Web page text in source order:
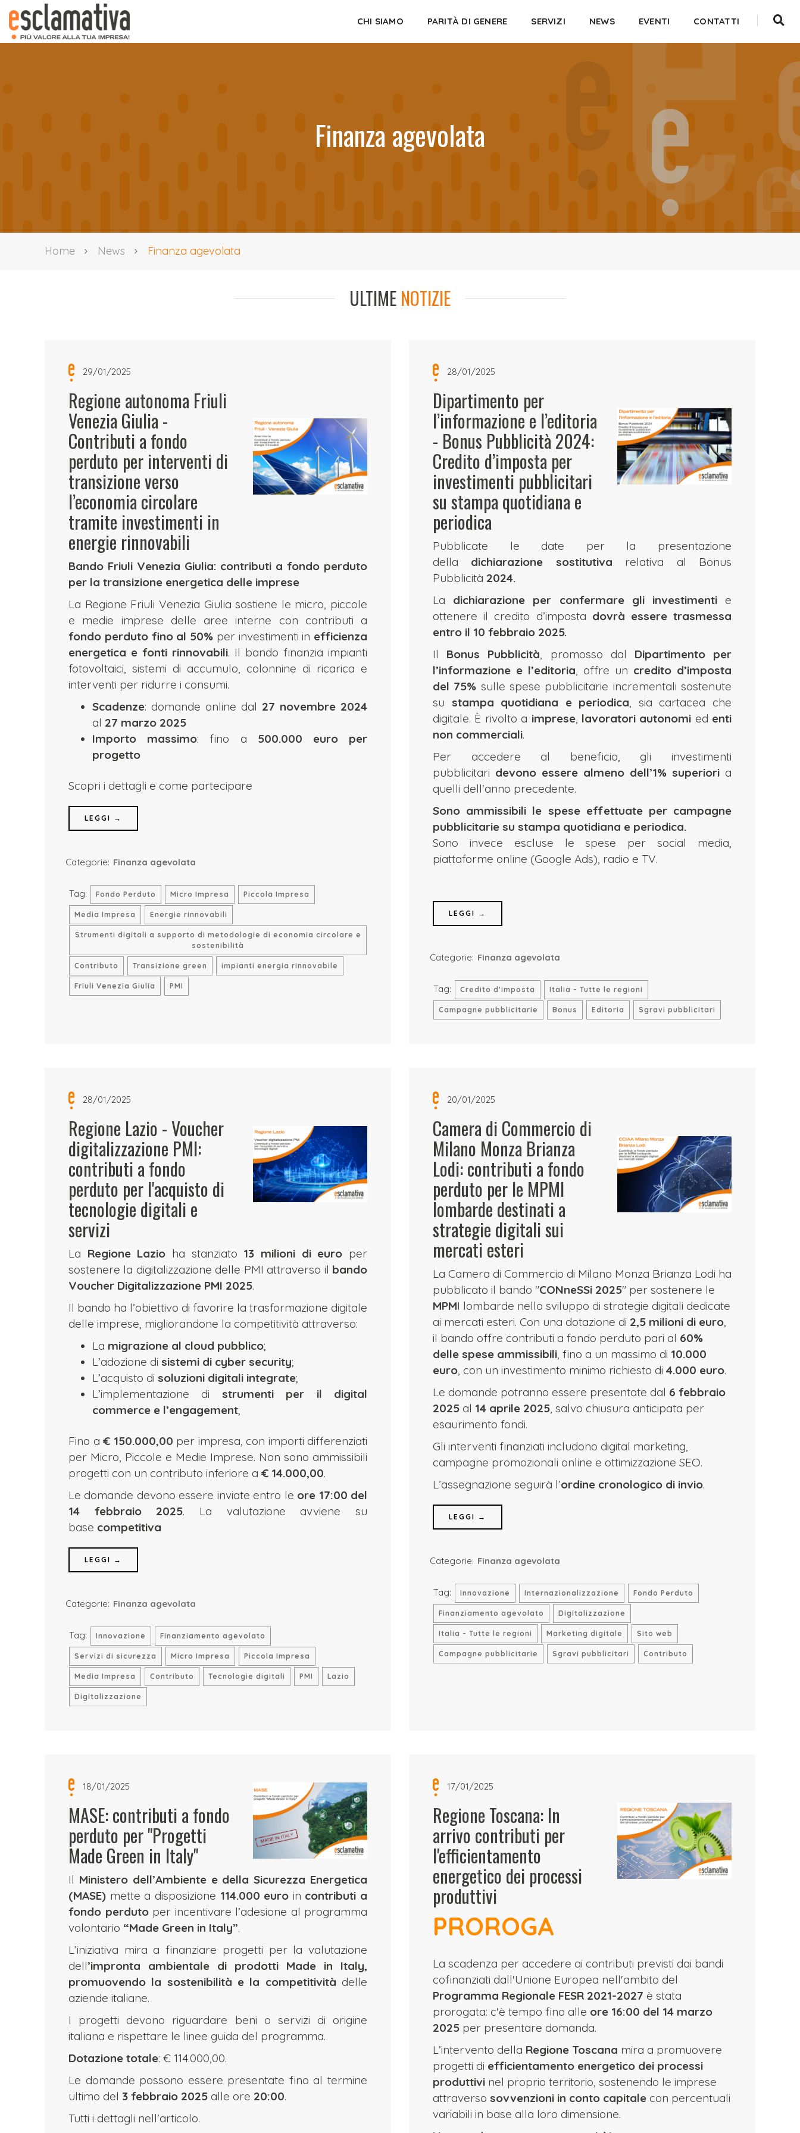
CHI SIAMO PARITÀ DI GENERE SERVIZI NEWS EVENTI CONTATTI
Finanza agevolata
Home News Finanza agevolata
ULTIME NOTIZIE
29/01/2025
Regione autonoma Friuli
Venezia Giulia -
Contributi a fondo
perduto per interventi di
transizione verso
l’economia circolare
tramite investimenti in
energie rinnovabili
Bando Friuli Venezia Giulia: contributi a fondo perduto
per la transizione energetica delle imprese
La Regione Friuli Venezia Giulia sostiene le micro, piccole
e medie imprese delle aree interne con contributi a
fondo perduto fino al 50% per investimenti in efficienza
energetica e fonti rinnovabili. Il bando finanzia impianti
fotovoltaici, sistemi di accumulo, colonnine di ricarica e
interventi per ridurre i consumi.
Scadenze: domande online dal 27 novembre 2024
al 27 marzo 2025
Importo massimo: fino a 500.000 euro per
progetto
Scopri i dettagli e come partecipare
LEGGI →
Categorie: Finanza agevolata
Tag: Fondo Perduto Micro Impresa Piccola Impresa
Media Impresa Energie rinnovabili
Strumenti digitali a supporto di metodologie di economia circolare e
sostenibilità
Contributo Transizione green impianti energia rinnovabile
Friuli Venezia Giulia PMI
28/01/2025
Dipartimento per
l’informazione e l’editoria
- Bonus Pubblicità 2024:
Credito d’imposta per
investimenti pubblicitari
su stampa quotidiana e
periodica
Pubblicate le date per la presentazione
della dichiarazione sostitutiva relativa al Bonus
Pubblicità 2024.
La dichiarazione per confermare gli investimenti e
ottenere il credito d’imposta dovrà essere trasmessa
entro il 10 febbraio 2025.
Il Bonus Pubblicità, promosso dal Dipartimento per
l’informazione e l’editoria, offre un credito d’imposta
del 75% sulle spese pubblicitarie incrementali sostenute
su stampa quotidiana e periodica, sia cartacea che
digitale. È rivolto a imprese, lavoratori autonomi ed enti
non commerciali.
Per accedere al beneficio, gli investimenti
pubblicitari devono essere almeno dell’1% superiori a
quelli dell'anno precedente.
​Sono ammissibili le spese effettuate per campagne
pubblicitarie su stampa quotidiana e periodica.
Sono invece escluse le spese per
social media,
piattaforme online (Google Ads), radio e TV.
LEGGI →
Categorie: Finanza agevolata
Tag: Credito d'imposta Italia - Tutte le regioni
Campagne pubblicitarie Bonus Editoria Sgravi pubblicitari
28/01/2025
Regione Lazio - Voucher
digitalizzazione PMI:
contributi a fondo
perduto per l'acquisto di
tecnologie digitali e
servizi
La Regione Lazio ha stanziato 13 milioni di euro per
sostenere la digitalizzazione delle PMI attraverso il bando
Voucher Digitalizzazione PMI 2025.
Il bando ha l’obiettivo di favorire la trasformazione digitale
delle imprese, migliorandone la competitività attraverso:
La migrazione al cloud pubblico;
L’adozione di sistemi di cyber security;
L’acquisto di soluzioni digitali integrate;
L’implementazione di strumenti per il digital
commerce e l’engagement;
Fino a € 150.000,00 per impresa, con importi differenziati
per Micro, Piccole e Medie Imprese. Non sono ammissibili
progetti con un contributo inferiore a € 14.000,00.
Le domande devono essere inviate entro le ore 17:00 del
14 febbraio 2025. La valutazione avviene su
base competitiva
LEGGI →
Categorie: Finanza agevolata
Tag: Innovazione Finanziamento agevolato
Servizi di sicurezza Micro Impresa Piccola Impresa
Media Impresa Contributo Tecnologie digitali PMI Lazio
Digitalizzazione
20/01/2025
Camera di Commercio di
Milano Monza Brianza
Lodi: contributi a fondo
perduto per le MPMI
lombarde destinati a
strategie digitali sui
mercati esteri
La Camera di Commercio di Milano Monza Brianza Lodi ha
pubblicato il bando "CONneSSi 2025" per sostenere le
MPMI lombarde nello sviluppo di strategie digitali dedicate
ai mercati esteri. Con una dotazione di 2,5 milioni di euro,
il bando offre contributi a fondo perduto pari al 60%
delle spese ammissibili, fino a un massimo di 10.000
euro, con un investimento minimo richiesto di 4.000 euro.
Le domande potranno essere presentate dal 6 febbraio
2025 al 14 aprile 2025, salvo chiusura anticipata per
esaurimento fondi.
Gli interventi finanziati includono digital marketing,
campagne promozionali online e ottimizzazione SEO.
L’assegnazione seguirà l’ordine cronologico di invio.
LEGGI →
Categorie: Finanza agevolata
Tag: Innovazione Internazionalizzazione Fondo Perduto
Finanziamento agevolato Digitalizzazione
Italia - Tutte le regioni Marketing digitale Sito web
Campagne pubblicitarie Sgravi pubblicitari Contributo
18/01/2025
MASE: contributi a fondo
perduto per "Progetti
Made Green in Italy"
Il Ministero dell’Ambiente e della Sicurezza Energetica
(MASE) mette a disposizione 114.000 euro in contributi a
fondo perdutoper incentivare l’adesione al programma
volontario “Made Green in Italy”.
L’iniziativa mira a finanziare progetti per la valutazione
dell’impronta ambientale di prodotti Made in Italy,
promuovendo la sostenibilità e la competitività delle
aziende italiane.
I progetti devono riguardare beni o servizi di origine
italiana e rispettare le linee guida del programma.
Dotazione totale: € 114.000,00.
Le domande possono essere presentate fino al termine
ultimo del 3 febbraio 2025 alle ore 20:00.
Tutti i dettagli nell'articolo.
17/01/2025
Regione Toscana: In
arrivo contributi per
l'efficientamento
energetico dei processi
produttivi
PROROGA
La scadenza per accedere ai contributi previsti dai bandi
cofinanziati dall'Unione Europea nell'ambito del
Programma Regionale FESR 2021-2027 è stata
prorogata: c'è tempo fino alle ore 16:00 del 14 marzo
2025 per presentare domanda.
L’intervento della Regione Toscana mira a promuovere
progetti di efficientamento energetico dei processi
produttivi nel proprio territorio, sostenendo le imprese
attraverso sovvenzioni in conto capitale con percentuali
variabili in base alla loro dimensione.